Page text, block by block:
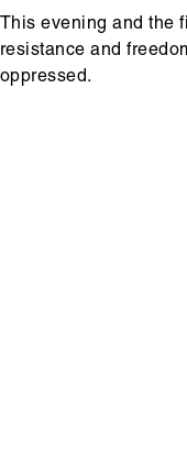
This evening and the
resistance and
oppressed.